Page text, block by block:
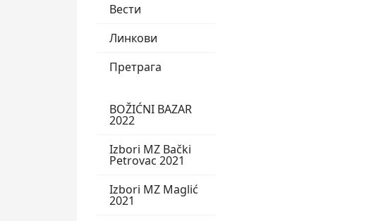
Вести
Линкови
Претрага
BOŽIĆNI BAZAR
2022
Izbori MZ Bački
Petrovac 2021
Izbori MZ Maglić
2021